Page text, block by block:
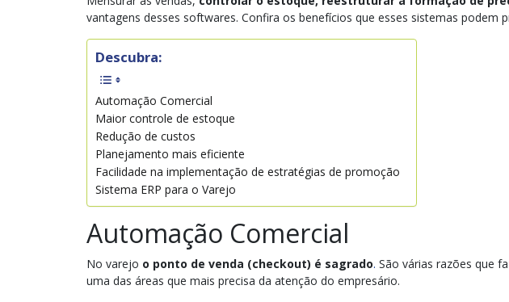
vantagens desses softwares. Confira os benefícios que esses sistemas podem
Descubra:
Automação Comercial
Maior controle de estoque
Redução de custos
Planejamento mais eficiente
Facilidade na implementação de estratégias de promoção
Sistema ERP para o Varejo
Automação Comercial
No varejo o ponto de venda (checkout) é sagrado. São várias razões que
uma das áreas que mais precisa da atenção do empresário.